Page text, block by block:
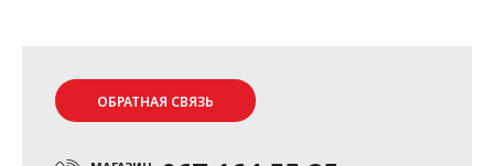
ОБРАТНАЯ СВЯЗЬ